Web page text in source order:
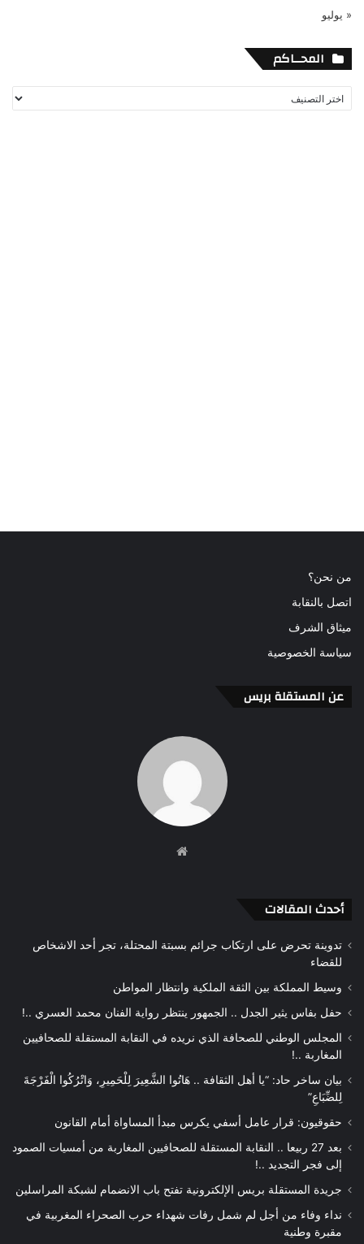
« يوليو
المحــاكم
المحــاكم
من نحن؟
اتصل بالنقابة
ميثاق الشرف
سياسة الخصوصية
عن المستقلة بريس
أحدث المقالات
تدوينة تحرض على ارتكاب جرائم بسبتة المحتلة، تجر أحد الاشخاص
للقضاء
وسيط المملكة بين الثقة الملكية وانتظار المواطن
حفل بفاس يثير الجدل .. الجمهور ينتظر رواية الفنان محمد العسري ..!
المجلس الوطني للصحافة الذي نريده في النقابة المستقلة للصحافيين
المغاربة ..!
بيان ساخر حاد: “يا أهل الثقافة .. هَاتُوا الشَّعِيرَ لِلْحَمِيرِ، وَاتْرُكُوا الْفَرْجَةَ
لِلضِّبَاعِ”
حقوقيون: قرار عامل أسفي يكرس مبدأ المساواة أمام القانون
بعد 27 ربيعا .. النقابة المستقلة للصحافيين المغاربة من أمسيات الصمود
إلى فجر التجديد ..!
جريدة المستقلة بريس الإلكترونية تفتح باب الانضمام لشبكة المراسلين
نداء وفاء من أجل لم شمل رفات شهداء حرب الصحراء المغربية في
مقبرة وطنية